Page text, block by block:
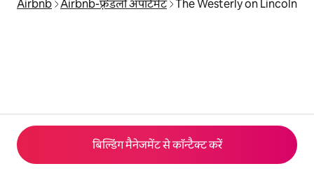
बिल्डिंग मैनेजमेंट से कॉन्टैक्ट करें
Airbnb Airbnb-फ़्रेंडली अपार्टमेंट The Westerly on Lincoln